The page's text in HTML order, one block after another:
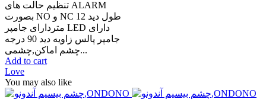
تنظیم حالت های ALARM
بصورت NO و NC طول دید 12
متردارای جامپر LED دارای
جامپر پالس زاویه دید 90 درجه
چشم اماکن,چشمی...
Add to cart
Love
You may also like